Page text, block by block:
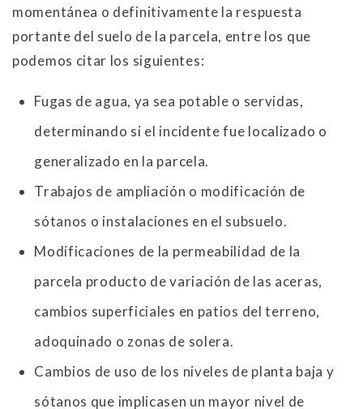
momentánea o definitivamente la respuesta
portante del suelo de la parcela, entre los que
podemos citar los siguientes:
Fugas de agua, ya sea potable o servidas,
determinando si el incidente fue localizado o
generalizado en la parcela.
Trabajos de ampliación o modificación de
sótanos o instalaciones en el subsuelo.
Modificaciones de la permeabilidad de la
parcela producto de variación de las aceras,
cambios superficiales en patios del terreno,
adoquinado o zonas de solera.
Cambios de uso de los niveles de planta baja y
sótanos que implicasen un mayor nivel de